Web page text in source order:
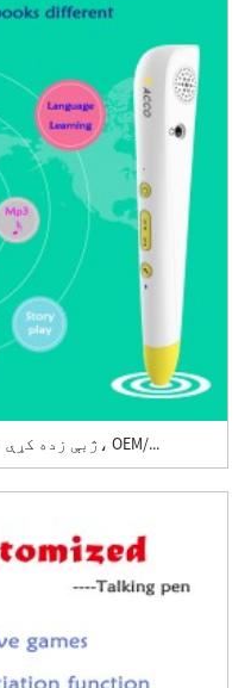
د هاټسیل OId ژبې زده کړې لوستلو قلم، OEM/...